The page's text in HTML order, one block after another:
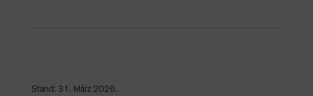
Stand: 31. März 2026.